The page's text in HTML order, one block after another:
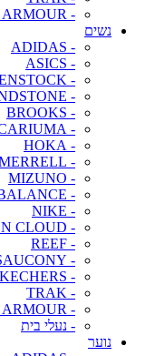
- UNDER ARMOUR
נשים
- ADIDAS
- ASICS
- BIRKENSTOCK
- BLUNDSTONE
- BROOKS
- CARIUMA
- HOKA
- MERRELL
- MIZUNO
- NEW BALANCE
- NIKE
- ON CLOUD
- REEF
- SAUCONY
- SKECHERS
- TRAK
- UNDER ARMOUR
- נעלי בית
נוער